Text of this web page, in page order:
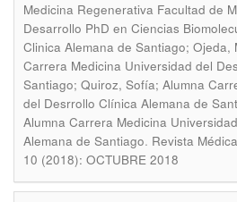
Medicina Regenerativa Facultad de
Desarrollo PhD en Ciencias
Clinica Alemana de Santiago; Ojeda,
Carrera Medicina Universidad del
Santiago; Quiroz, Sofía; Alumna
del Desrrollo Clínica Alemana de
Alumna Carrera Medicina
Alemana de Santiago. Revista
10 (2018): OCTUBRE 2018